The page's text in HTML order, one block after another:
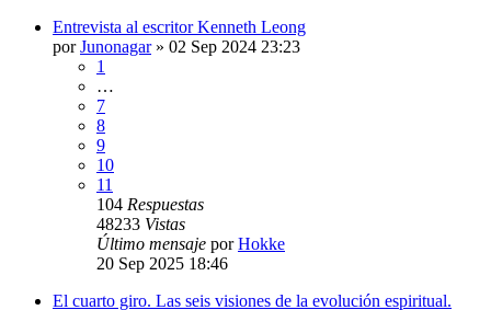
Entrevista al escritor Kenneth Leong
porJunonagar» 02 Sep 2024 23:23
1
…
7
8
9
10
11
104 Respuestas
48233 Vistas
Último mensaje porHokke
20 Sep 2025 18:46
El cuarto giro. Las seis visiones de la evolución espiritual.